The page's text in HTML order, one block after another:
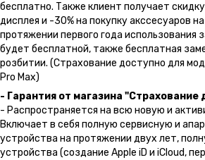
бесплатно. Также клиент получает
дисплея и -30% на покупку акссесуаров
протяжении первого года использования
будет бесплатной, также бесплатная
розбитии. (Страхование доступно для
Pro Max)
- Гарантия от магазина "Страхование
- Распространяется на всю новую и
Включает в себя полную сервисную и
устройства на протяжении двух лет,
устройства (создание Apple iD и iCloud,